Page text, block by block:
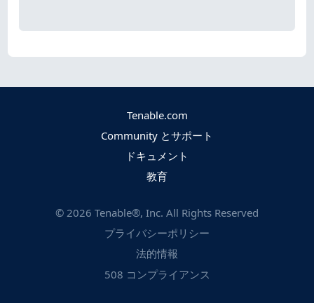
Tenable.com
Community とサポート
ドキュメント
教育
© 2026 Tenable®, Inc. All Rights Reserved
プライバシーポリシー
法的情報
508 コンプライアンス